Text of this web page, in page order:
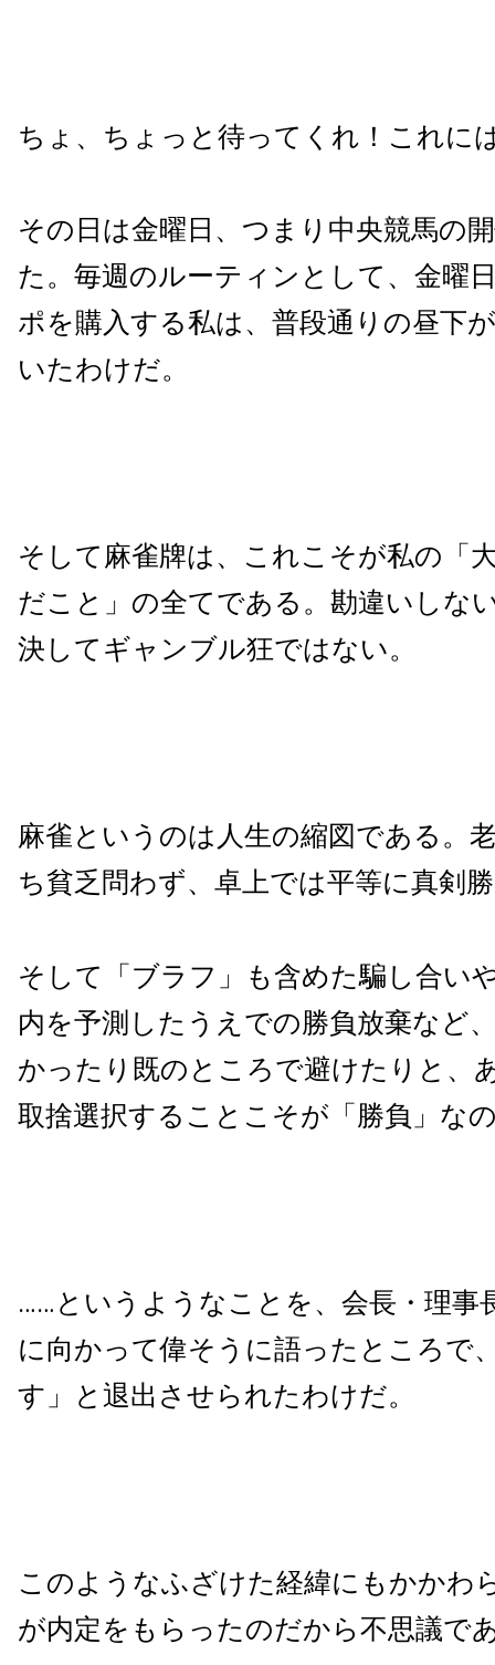
ちょ、ちょっと待ってくれ！これに
その日は金曜日、つまり中央競馬の
た。毎週のルーティンとして、金曜
ポを購入する私は、普段通りの昼下
いたわけだ。
そして麻雀牌は、これこそが私の「
だこと」の全てである。勘違いしな
決してギャンブル狂ではない。
麻雀というのは人生の縮図である。
ち貧乏問わず、卓上では平等に真剣
そして「ブラフ」も含めた騙し合い
内を予測したうえでの勝負放棄など
かったり既のところで避けたりと、
取捨選択することこそが「勝負」な
……というようなことを、会長・理事
に向かって偉そうに語ったところで
す」と退出させられたわけだ。
このようなふざけた経緯にもかかわ
が内定をもらったのだから不思議で